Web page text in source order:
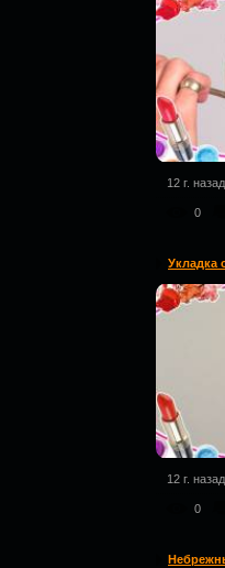
12 г. назад
0
Укладка
12 г. назад
0